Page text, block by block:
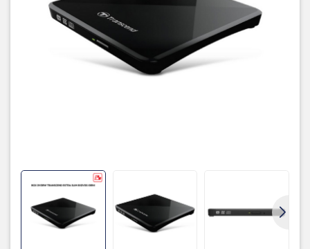
Bảo hành Không bảo hành